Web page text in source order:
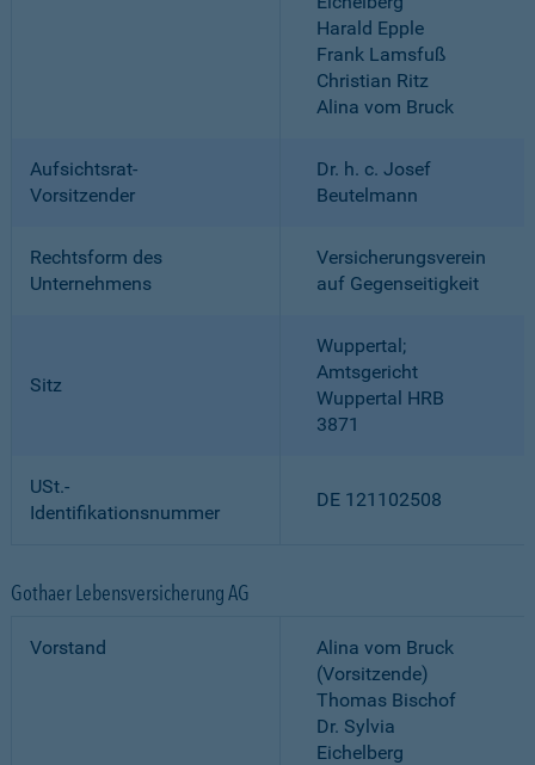
Harald Epple
Frank Lamsfuß
Christian Ritz
Alina vom Bruck
Aufsichtsrat-
Vorsitzender
Dr. h. c. Josef
Beutelmann
Rechtsform des
Unternehmens
Versicherungsverein
auf Gegenseitigkeit
Sitz
Wuppertal;
Amtsgericht
Wuppertal HRB
3871
USt.-
Identifikationsnummer
DE 121102508
Gothaer Lebensversicherung AG
Vorstand
Alina vom Bruck
(Vorsitzende)
Thomas Bischof
Dr. Sylvia
Eichelberg